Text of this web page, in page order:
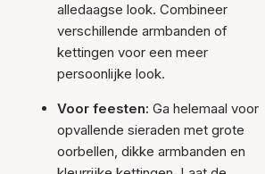
alledaagse look. Combineer
verschillende armbanden of
kettingen voor een meer
persoonlijke look.
Voor feesten: Ga helemaal voor
opvallende sieraden met grote
oorbellen, dikke armbanden en